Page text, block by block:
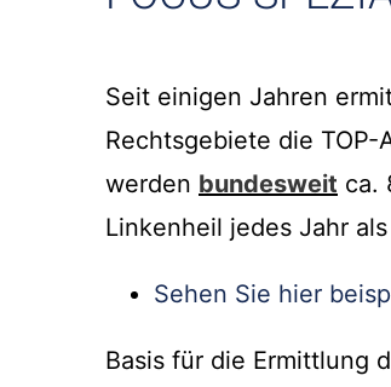
Seit einigen Jahren
Rechtsgebiete die
werden bundesweit ca.
Linkenheil jedes Jahr
Sehen Sie hier
Basis für die Ermittlung